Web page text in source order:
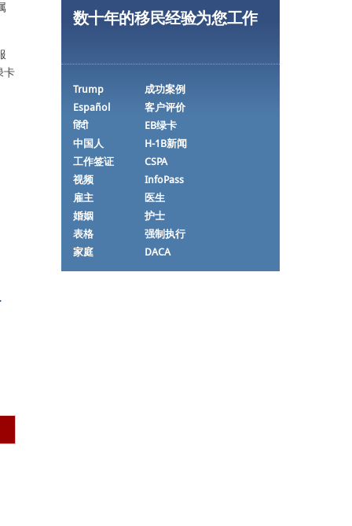
卡
数十年的移民经验为您工作
Trump
Español
हिंदी
中国人
工作签证
视频
雇主
婚姻
表格
家庭
成功案例
客户评价
EB绿卡
H-1B新闻
CSPA
InfoPass
医生
护士
强制执行
DACA